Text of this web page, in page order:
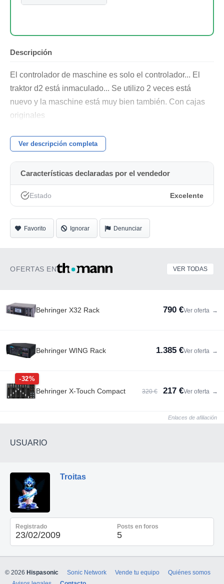
Descripción
El controlador de maschine es solo el controlador... El
traktor d2 está inmaculado... Se utilizo 2 veces está
nuevo y la maschine está muy bien también. Con cajas
originales
Ver descripción completa
Características declaradas por el vendedor
Estado Excelente
Favorito Ignorar Denunciar
OFERTAS EN VER TODAS
Behringer X32 Rack 790 €Ver oferta →
Behringer WING Rack 1.385 €Ver oferta →
-32%
Behringer X-Touch Compact 320 € 217 €Ver oferta →
Enlaces de afiliación
USUARIO
Troitas
Registrado
23/02/2009
Posts en foros
5
© 2026 Hispasonic Sonic Network Vende tu equipo
Quiénes somos